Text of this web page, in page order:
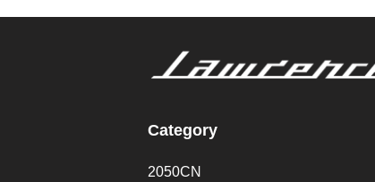
Category
2050CN